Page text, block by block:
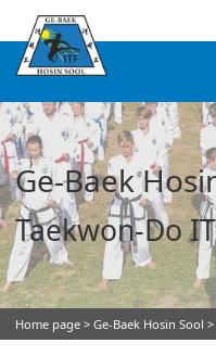
Ge-Baek
Taekwon-Do
Home page > Ge-Baek Hosin Sool >